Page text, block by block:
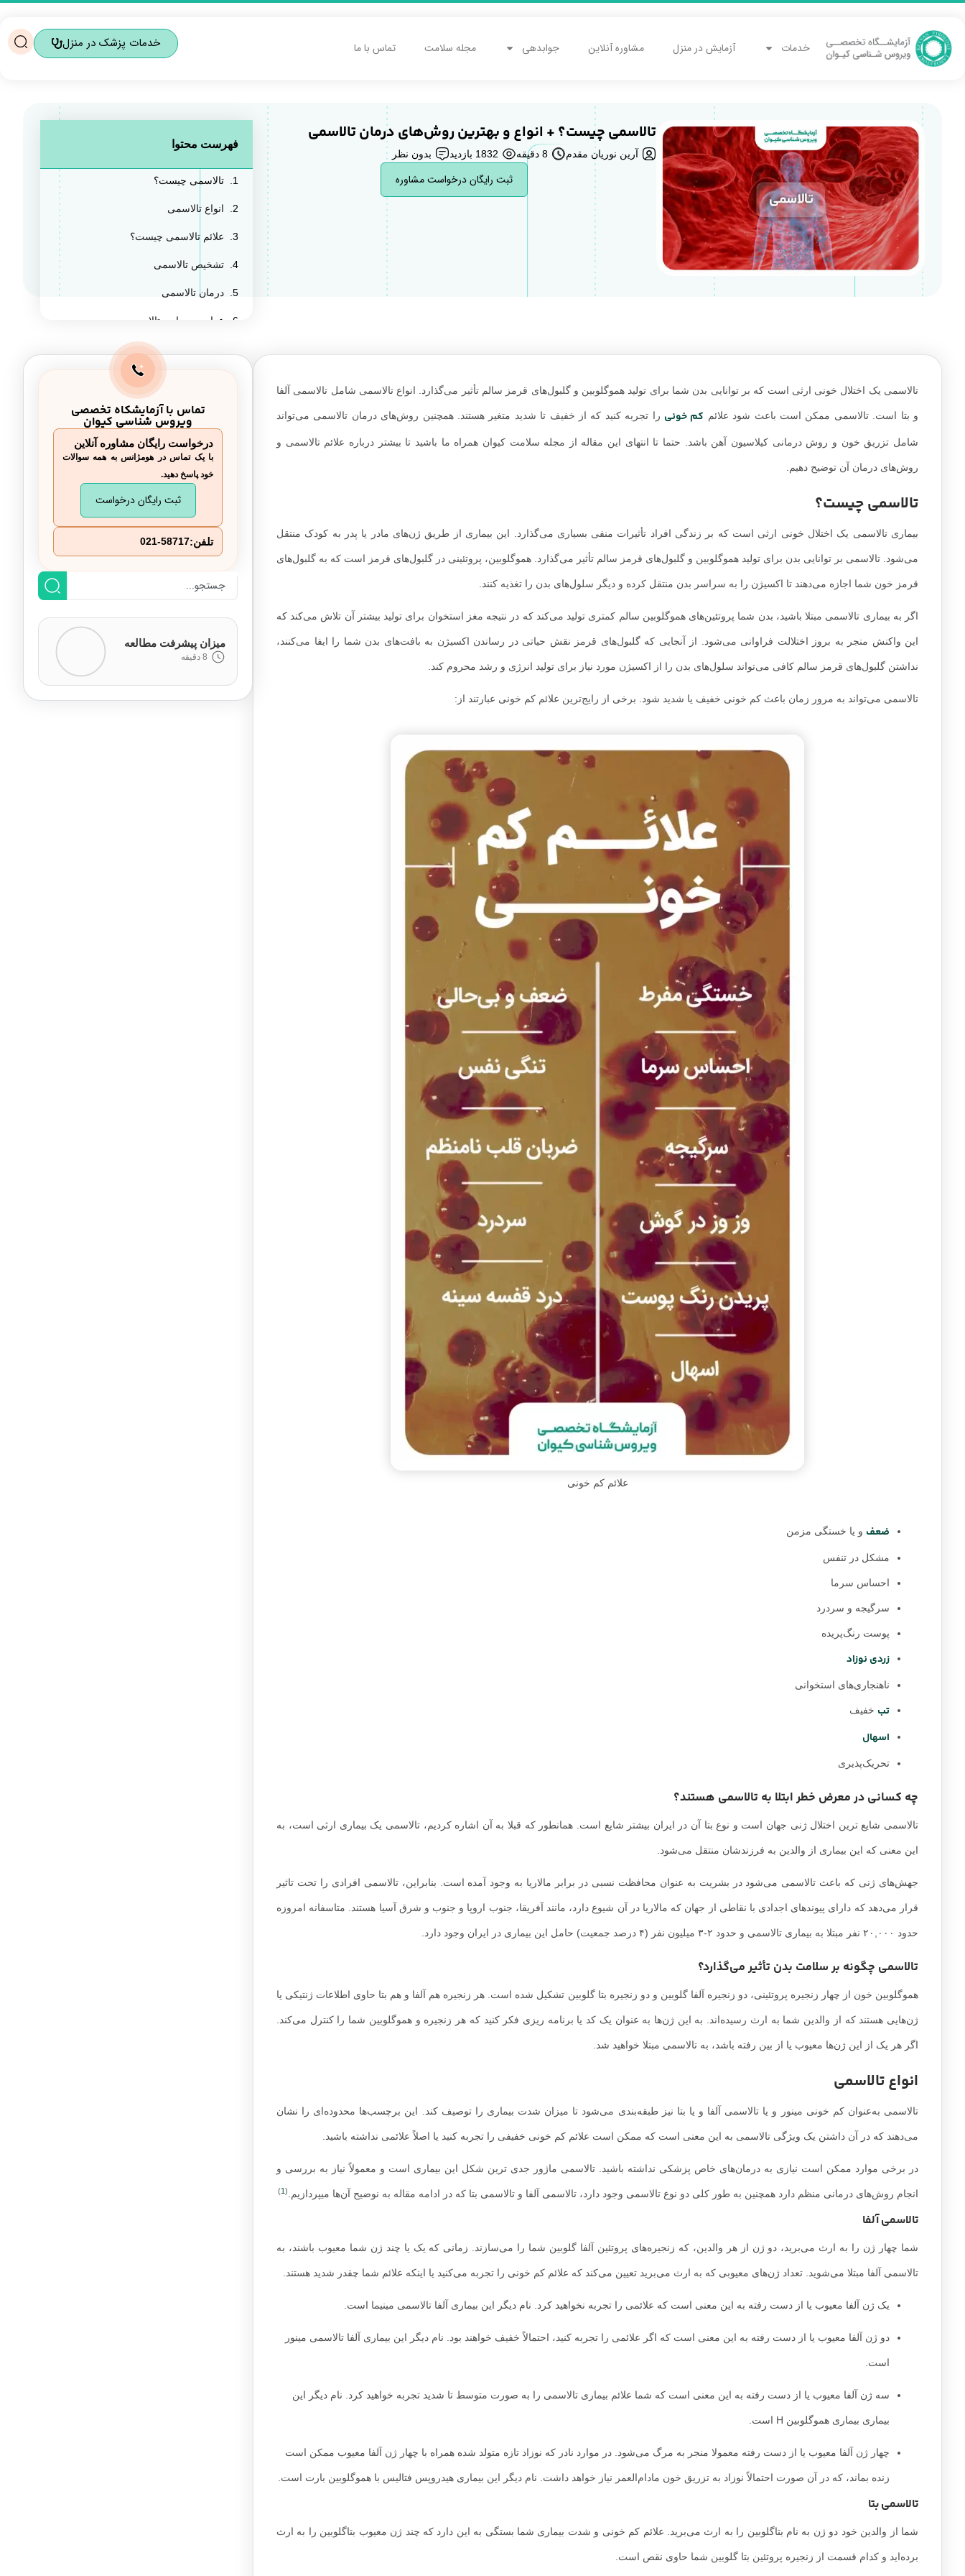
خدمات آزمایش در منزل مشاوره آنلاین جوابدهی مجله سلامت تماس با ما خدمات پزشک در منزل
تالاسمی چیست؟ + انواع و بهترین روش‌های درمان تالاسمی
آرین نوریان مقدم 8 دقیقه 1832 بازدید بدون نظر
ثبت رایگان درخواست مشاوره
فهرست محتوا
تالاسمی چیست؟
انواع تالاسمی
علائم تالاسمی چیست؟
تشخیص تالاسمی
درمان تالاسمی
عوارض بیماری تالاسمی
تالاسمی یک اختلال خونی ارثی است که بر توانایی بدن شما برای تولید هموگلوبین و گلبول‌های قرمز سالم تأثیر می‌گذارد. انواع تالاسمی شامل تالاسمی آلفا
و بتا است. تالاسمی ممکن است باعث شود علائم کم خونی را تجربه کنید که از خفیف تا شدید متغیر هستند. همچنین روش‌های درمان تالاسمی می‌تواند
شامل تزریق خون و روش درمانی کیلاسیون آهن باشد. حتما تا انتهای این مقاله از مجله سلامت کیوان همراه ما باشید تا بیشتر درباره علائم تالاسمی و
روش‌های درمان آن توضیح دهیم.
تالاسمی چیست؟
بیماری تالاسمی یک اختلال خونی ارثی است که بر زندگی افراد تأثیرات منفی بسیاری می‌گذارد. این بیماری از طریق ژن‌های مادر یا پدر به کودک منتقل
می‌شود. تالاسمی بر توانایی بدن برای تولید هموگلوبین و گلبول‌های قرمز سالم تأثیر می‌گذارد. هموگلوبین، پروتئینی در گلبول‌های قرمز است که به گلبول‌های
قرمز خون شما اجازه می‌دهند تا اکسیژن را به سراسر بدن منتقل کرده و دیگر سلول‌های بدن را تغذیه کنند.
اگر به بیماری تالاسمی مبتلا باشید، بدن شما پروتئین‌های هموگلوبین سالم کمتری تولید می‌کند که در نتیجه مغز استخوان برای تولید بیشتر آن تلاش می‌کند که
این واکنش منجر به بروز اختلالت فراوانی می‌شود. از آنجایی که گلبول‌های قرمز نقش حیاتی در رساندن اکسیژن به بافت‌های بدن شما را ایفا می‌کنند،
نداشتن گلبول‌های قرمز سالم کافی می‌تواند سلول‌های بدن را از اکسیژن مورد نیاز برای تولید انرژی و رشد محروم کند.
تالاسمی می‌تواند به مرور زمان باعث کم خونی خفیف یا شدید شود. برخی از رایج‌ترین علائم کم خونی عبارتند از:
علائم کم خونی
ضعف و یا خستگی مزمن
مشکل در تنفس
احساس سرما
سرگیجه و سردرد
پوست رنگ‌پریده
زردی نوزاد
ناهنجاری‌های استخوانی
تب خفیف
اسهال
تحریک‌پذیری
چه کسانی در معرض خطر ابتلا به تالاسمی هستند؟
تالاسمی شایع ترین اختلال ژنی جهان است و نوع بتا آن در ایران بیشتر شایع است. همانطور که قبلا به آن اشاره کردیم، تالاسمی یک بیماری ارثی است، به
این معنی که این بیماری از والدین به فرزندشان منتقل می‌شود.
جهش‌های ژنی که باعث تالاسمی می‌شود در بشریت به عنوان محافظت نسبی در برابر مالاریا به وجود آمده است. بنابراین، تالاسمی افرادی را تحت تاثیر
قرار می‌دهد که دارای پیوندهای اجدادی با نقاطی از جهان که مالاریا در آن شیوع دارد، مانند آفریقا، جنوب اروپا و جنوب و شرق آسیا هستند. متاسفانه امروزه
حدود ۲۰,۰۰۰ نفر مبتلا به بیماری تالاسمی و حدود ۲-۳ میلیون نفر (۴ درصد جمعیت) حامل این بیماری در ایران وجود دارد.
تالاسمی چگونه بر سلامت بدن تأثیر می‌گذارد؟
هموگلوبین خون از چهار زنجیره پروتئینی، دو زنجیره آلفا گلوبین و دو زنجیره بتا گلوبین تشکیل شده است. هر زنجیره هم آلفا و هم بتا حاوی اطلاعات ژنتیکی یا
ژن‌هایی هستند که از والدین شما به ارث رسیده‌اند. به این ژن‌ها به عنوان یک کد یا برنامه ریزی فکر کنید که هر زنجیره و هموگلوبین شما را کنترل می‌کند.
اگر هر یک از این ژن‌ها معیوب یا از بین رفته باشد، به تالاسمی مبتلا خواهید شد.
انواع تالاسمی
تالاسمی به‌عنوان کم خونی مینور و یا تالاسمی آلفا و یا بتا نیز طبقه‌بندی می‌شود تا میزان شدت بیماری را توصیف کند. این برچسب‌ها محدوده‌ای را نشان
می‌دهند که در آن داشتن یک ویژگی تالاسمی به این معنی است که ممکن است علائم کم خونی خفیفی را تجربه کنید یا اصلاً علائمی نداشته باشید.
در برخی موارد ممکن است نیازی به درمان‌های خاص پزشکی نداشته باشید. تالاسمی ماژور جدی ترین شکل این بیماری است و معمولاً نیاز به بررسی و
انجام روش‌های درمانی منظم دارد همچنین به طور کلی دو نوع تالاسمی وجود دارد، تالاسمی آلفا و تالاسمی بتا که در ادامه مقاله به نوضیح آن‌ها میپردازیم. (
1
)
تالاسمی آلفا
شما چهار ژن را به ارث می‌برید، دو ژن از هر والدین، که زنجیره‌های پروتئین آلفا گلوبین شما را می‌سازند. زمانی که یک یا چند ژن شما معیوب باشند، به
تالاسمی آلفا مبتلا می‌شوید. تعداد ژن‌های معیوبی که به ارث می‌برید تعیین می‌کند که علائم کم خونی را تجربه می‌کنید یا اینکه علائم شما چقدر شدید هستند.
یک ژن آلفا معیوب یا از دست رفته به این معنی است که علائمی را تجربه نخواهید کرد. نام دیگر این بیماری آلفا تالاسمی مینیما است.
دو ژن آلفا معیوب یا از دست رفته به این معنی است که اگر علائمی را تجربه کنید، احتمالاً خفیف خواهند بود. نام دیگر این بیماری آلفا تالاسمی مینور
است.
سه ژن آلفا معیوب یا از دست رفته به این معنی است که شما علائم بیماری تالاسمی را به صورت متوسط تا شدید تجربه خواهید کرد. نام دیگر این
بیماری بیماری هموگلوبین H است.
چهار ژن آلفا معیوب یا از دست رفته معمولا منجر به مرگ می‌شود. در موارد نادر که نوزاد تازه متولد شده همراه با چهار ژن آلفا معیوب ممکن است
زنده بماند، که در آن صورت احتمالاً نوزاد به تزریق خون مادام‌العمر نیاز خواهد داشت. نام دیگر این بیماری هیدروپس فتالیس با هموگلوبین بارت است.
تالاسمی بتا
شما از والدین خود دو ژن به نام بتاگلوبین را به ارث می‌برید. علائم کم خونی و شدت بیماری شما بستگی به این دارد که چند ژن معیوب بتاگلوبین را به ارث
برده‌اید و کدام قسمت از زنجیره پروتئین بتا گلوبین شما حاوی نقص است.
تماس با آزمایشکاه تخصصی
ویروس شناسی کیوان
درخواست رایگان مشاوره آنلاین
با یک تماس در هومژانس به همه سوالات
خود پاسخ دهید.
ثبت رایگان درخواست
تلفن:021-58717
میزان پیشرفت مطالعه
8 دقیقه